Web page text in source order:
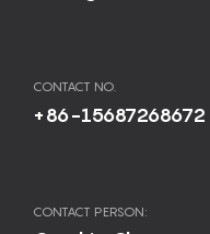
CONTACT NO.
+86-15687268672
CONTACT PERSON: